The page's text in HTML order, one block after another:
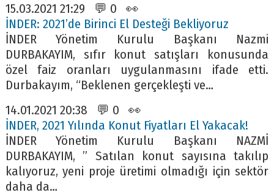
15.03.2021 21:29 💬 0 👀
İNDER: 2021’de Birinci El Desteği Bekliyoruz
İNDER Yönetim Kurulu Başkanı Nazmi
DURBAKAYIM, sıfır konut satışları konusunda
özel faiz oranları uygulanmasını ifade etti.
Durbakayım, “Beklenen gerçekleşti ve…
14.01.2021 20:38 💬 0 👀
İNDER, 2021 Yılında Konut Fiyatları El Yakacak!
İNDER Yönetim Kurulu Başkanı NAZMİ
DURBAKAYIM, ” Satılan konut sayısına takılıp
kalıyoruz, yeni proje üretimi olmadığı için sektör
daha da…